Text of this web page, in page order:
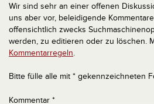
Wir sind sehr an einer offenen
uns aber vor, beleidigende
offensichtlich zwecks
werden, zu editieren oder zu löschen.
Kommentarregeln.
Bitte fülle alle mit * gekennzeichneten
Kommentar *